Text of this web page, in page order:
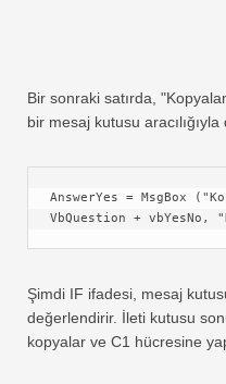
Bir sonraki satırda,
bir mesaj kutusu aracılığıyla
AnswerYes = MsgBox
VbQuestion + vbYesNo,
Şimdi IF ifadesi, mesaj
değerlendirir. İleti kutusu
kopyalar ve C1 hücresine